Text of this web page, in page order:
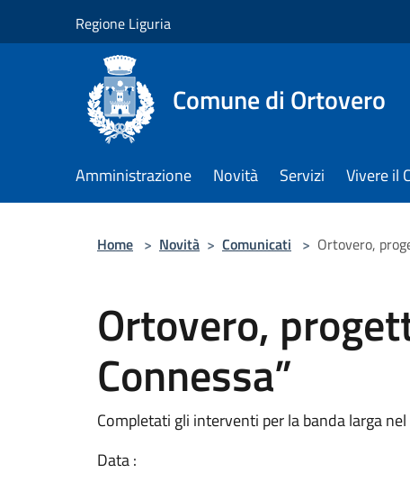
Regione Liguria
Comune di Ortovero
Amministrazione Novità Servizi Vivere il
Home > Novità > Comunicati > Ortovero,
Ortovero,
Connessa”
Completati gli interventi per la banda larga
Data :